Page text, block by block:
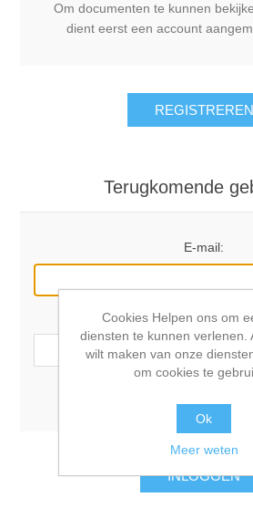
Om documenten te kunnen
dient eerst een account
REGISTREREN
Terugkomende
E-mail:
Wachtwoord:
INLOGGEN
Cookies Helpen ons om
diensten te kunnen verlenen.
wilt maken van onze
om cookies te
Ok
Meer weten